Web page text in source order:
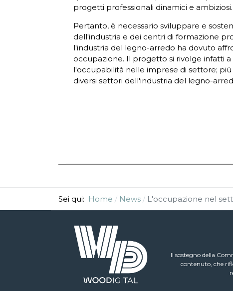
progetti professionali dinamici e ambiziosi.
Pertanto, è necessario sviluppare e
dell'industria e dei centri di formazione
l'industria del legno-arredo ha dovuto
occupazione. Il progetto si rivolge infatti
l'occupabilità nelle imprese di settore;
diversi settori dell'industria del legno-
Sei qui: Home News L'occupazione nel
Il sostegno della
contenuto, che